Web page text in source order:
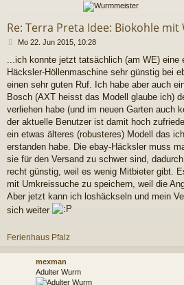
Re: Terra Preta Idee: Biokohle
B
i
t
r
a
Mo 22. Jun 2015, 10:28
...ich konnte jetzt tatsächlich (am WE)
Häcksler-Höllenmaschine sehr günstig bei
einen sehr guten Ruf. Ich habe aber auch
Bosch (AXT heisst das Modell glaube ich)
verliehen habe (und im neuen Garten auch
der aktuelle Benutzer ist damit hoch
ein etwas älteres (robusteres) Modell das
erstanden habe. Die ebay-Häcksler muss
sie für den Versand zu schwer sind,
recht günstig, weil es wenig Mitbieter gibt.
mit Umkreissuche zu speichern, weil die
Aber jetzt kann ich loshäckseln und mein
sich weiter
Ferienhaus Pfalz
mexman
Adulter Wurm